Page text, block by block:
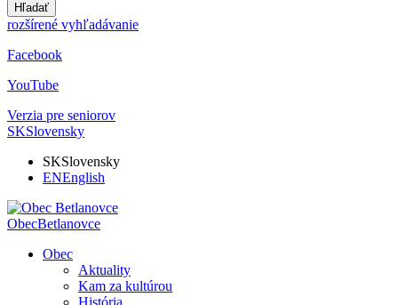
Hľadať
rozšírené vyhľadávanie
Facebook
YouTube
Verzia pre seniorov
SKSlovensky
SKSlovensky
ENEnglish
ObecBetlanovce
Obec
Aktuality
Kam za kultúrou
História